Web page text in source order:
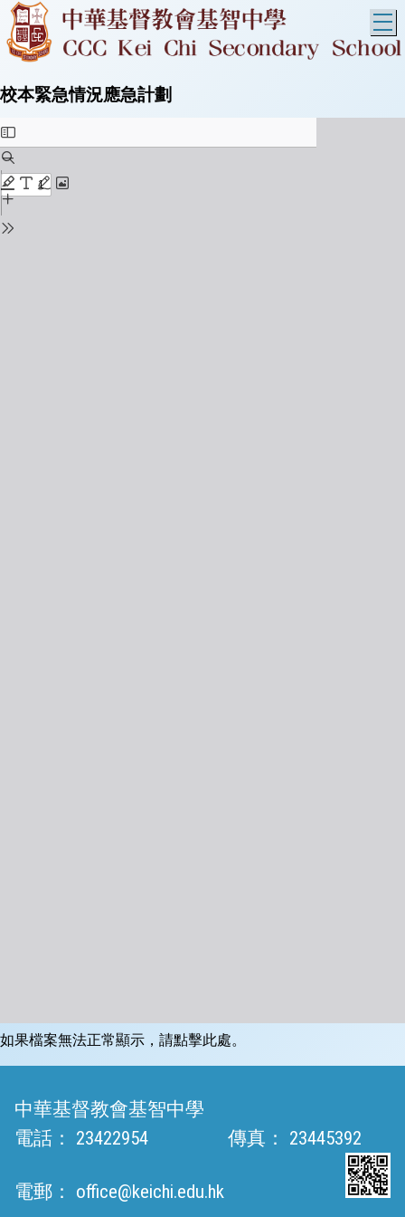
校本緊急情況應急計劃
如果檔案無法正常顯示，請點擊此處。
中華基督教會基智中學
電話：
23422954 傳真： 23445392
電郵： office@keichi.edu.hk